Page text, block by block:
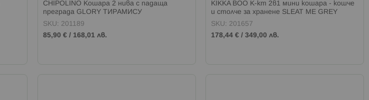
CHIPOLINO Кошара 2 нива с падаща
преграда GLORY ТИРАМИСУ
SKU: 201189
85,90 € / 168,01 лв.
KIKKA BOO К-кт 2в1 мини кошара - кошче
и столче за хранене SLEAT ME GREY
SKU: 201657
178,44 € /349,00 лв.